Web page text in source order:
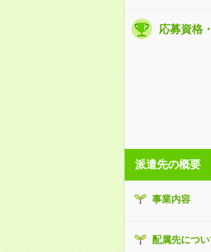
応募資格
派遣先の概要
事業内容
配属先につい